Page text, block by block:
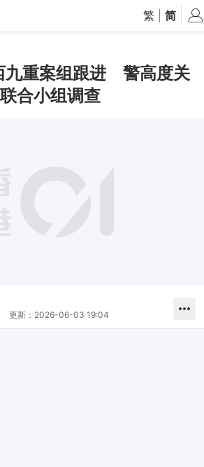
繁 简
九重案组跟进 警高度关
合小组调查
更新： 2026-06-03 19:04